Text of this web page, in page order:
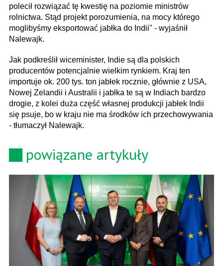
polecił rozwiązać tę kwestię na poziomie ministrów
rolnictwa. Stąd projekt porozumienia, na mocy którego
moglibyśmy eksportować jabłka do Indii" - wyjaśnił
Nalewajk.
Jak podkreślił wiceminister, Indie są dla polskich
producentów potencjalnie wielkim rynkiem. Kraj ten
importuje ok. 200 tys. ton jabłek rocznie, głównie z USA,
Nowej Zelandii i Australii i jabłka te są w Indiach bardzo
drogie, z kolei duża część własnej produkcji jabłek Indii
się psuje, bo w kraju nie ma środków ich przechowywania
- tłumaczył Nalewajk.
powiązane artykuły